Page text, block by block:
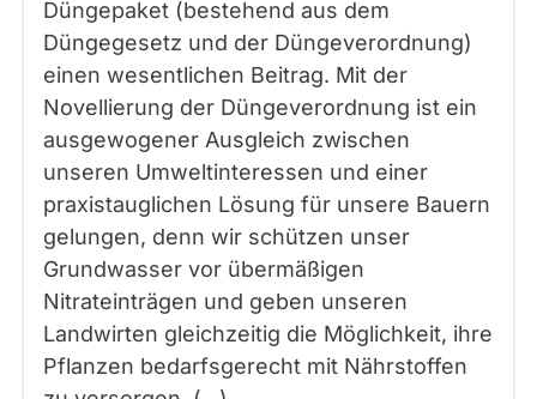
Düngepaket (bestehend aus dem
Düngegesetz und der Düngeverordnung)
einen wesentlichen Beitrag. Mit der
Novellierung der Düngeverordnung ist ein
ausgewogener Ausgleich zwischen
unseren Umweltinteressen und einer
praxistauglichen Lösung für unsere Bauern
gelungen, denn wir schützen unser
Grundwasser vor übermäßigen
Nitrateinträgen und geben unseren
Landwirten gleichzeitig die Möglichkeit, ihre
Pflanzen bedarfsgerecht mit Nährstoffen